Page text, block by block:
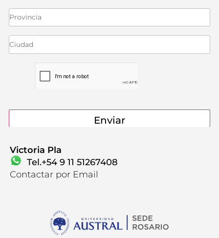
Victoria Pla
Tel.+54 9 11 51267408
Contactar por Email